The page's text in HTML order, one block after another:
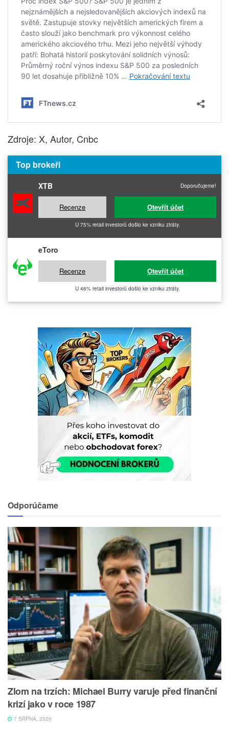
Zdroje: X, Autor, Cnbc
Top brokeři
XTB Doporučujeme!
Recenze Otevřít účet
U 75% retail investorů došlo ke vzniku ztráty.
eToro
Recenze Otevřít účet
U 46% retail investorů došlo ke vzniku ztráty.
Odporúčame
Zlom na trzích: Michael Burry varuje před finanční
krizí jako v roce 1987
7 SRPNA, 2026